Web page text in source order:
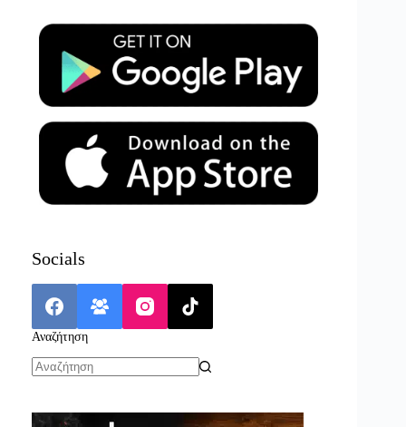
Socials
Αναζήτηση